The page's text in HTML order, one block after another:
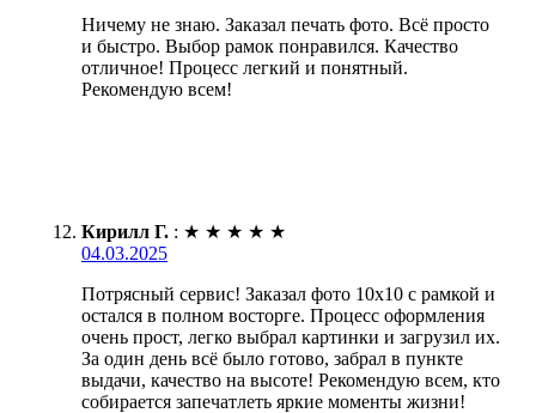
Ничему не знаю. Заказал печать фото. Всё просто
и быстро. Выбор рамок понравился. Качество
отличное! Процесс легкий и понятный.
Рекомендую всем!
Кирилл Г. : ★ ★ ★ ★ ★
04.03.2025
Потрясный сервис! Заказал фото 10х10 с рамкой и
остался в полном восторге. Процесс оформления
очень прост, легко выбрал картинки и загрузил их.
За один день всё было готово, забрал в пункте
выдачи, качество на высоте! Рекомендую всем, кто
собирается запечатлеть яркие моменты жизни!